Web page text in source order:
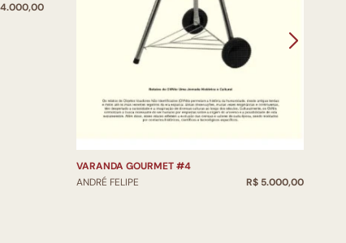
VARANDA GOURMET #4
ANDRÉ FELIPE
R$ 5.000,00